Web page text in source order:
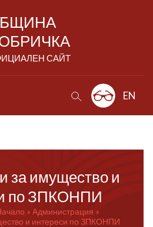
САЙТ
EN
за имущество и
по ЗПКОНПИ
Администрация
и интереси по ЗПКОНПИ